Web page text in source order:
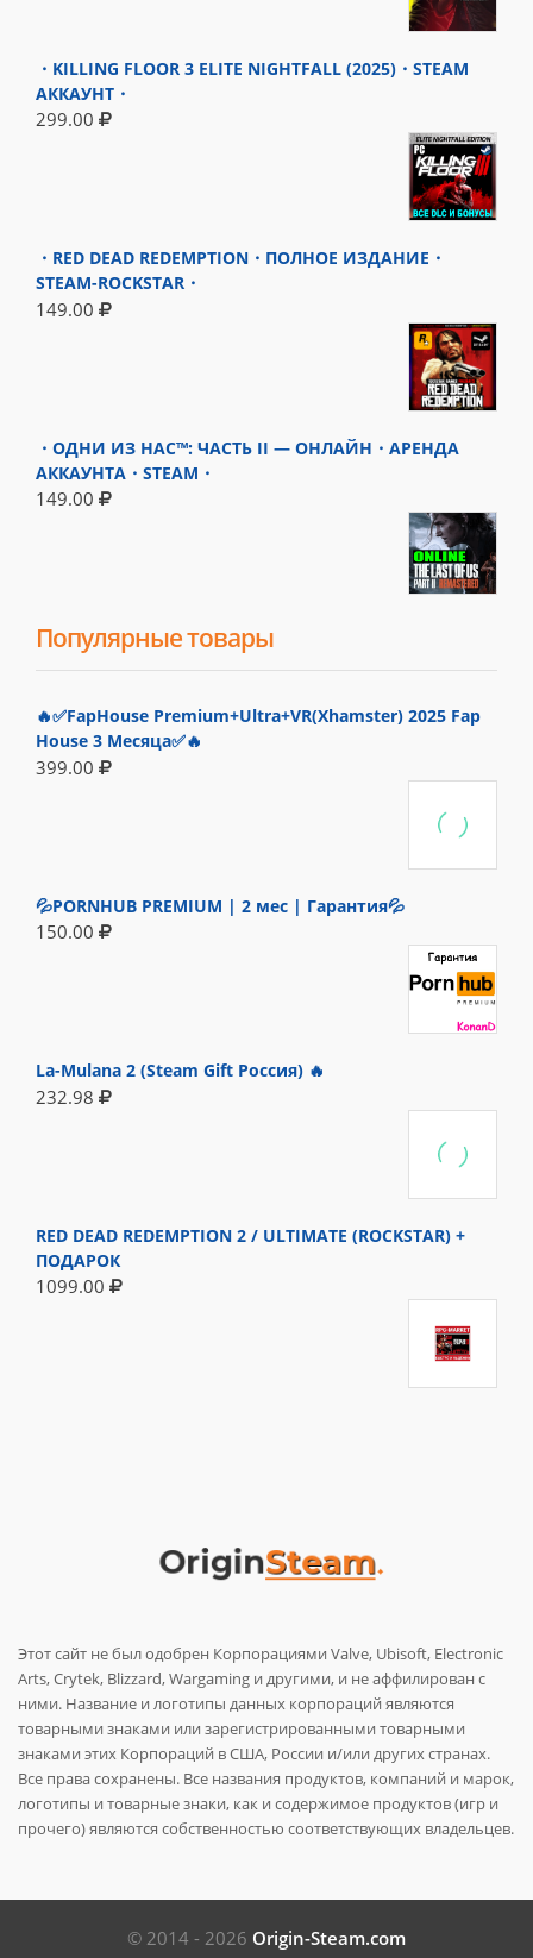
・KILLING FLOOR 3 ELITE NIGHTFALL (2025)・STEAM
АККАУНТ・
299.00
・RED DEAD REDEMPTION・ПОЛНОЕ ИЗДАНИЕ・
STEAM-ROCKSTAR・
149.00
・ОДНИ ИЗ НАС™: ЧАСТЬ II — ОНЛАЙН・АРЕНДА
АККАУНТА・STEAM・
149.00
Популярные товары
🔥✅FapHouse Premium+Ultra+VR(Xhamster) 2025 Fap
House 3 Месяца✅🔥
399.00
💦PORNHUB PREMIUM | 2 мес | Гарантия💦
150.00
La-Mulana 2 (Steam Gift Россия) 🔥
232.98
RED DEAD REDEMPTION 2 / ULTIMATE (ROCKSTAR) +
ПОДАРОК
1099.00
Этот сайт не был одобрен Корпорациями Valve, Ubisoft, Electronic
Arts, Crytek, Blizzard, Wargaming и другими, и не аффилирован с
ними. Название и логотипы данных корпораций являются
товарными знаками или зарегистрированными товарными
знаками этих Корпораций в США, России и/или других странах.
Все права сохранены. Все названия продуктов, компаний и марок,
логотипы и товарные знаки, как и содержимое продуктов (игр и
прочего) являются собственностью соответствующих владельцев.
© 2014 - 2026 Origin-Steam.com